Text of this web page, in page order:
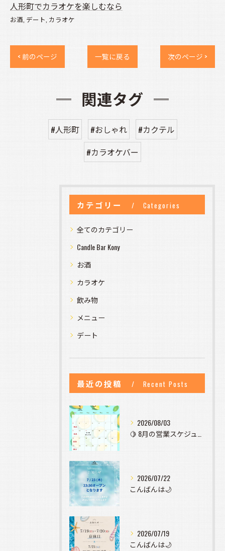
人形町でカラオケを楽しむなら
お酒 デート カラオケ
< 前のページ 一覧に戻る 次のページ >
関連タグ
#人形町 #おしゃれ
#カクテル
#カラオケバー
カテゴリー Categories
全てのカテゴリー
Candle Bar Kony
お酒
カラオケ
飲み物
メニュー
デート
最近の投稿 Recent Posts
2026/08/03
2026/07/22
こんばんは🌙
2026/07/19
こんばんは🌙